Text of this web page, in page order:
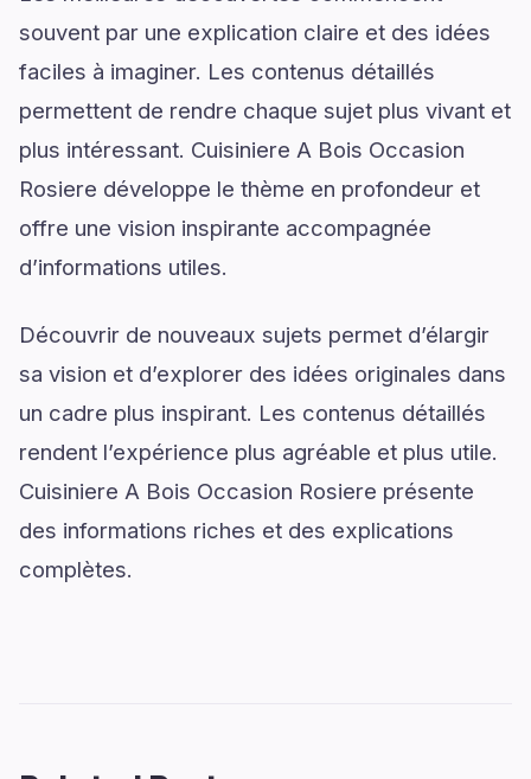
souvent par une explication claire et des idées
faciles à imaginer. Les contenus détaillés
permettent de rendre chaque sujet plus vivant et
plus intéressant. Cuisiniere A Bois Occasion
Rosiere développe le thème en profondeur et
offre une vision inspirante accompagnée
d’informations utiles.
Découvrir de nouveaux sujets permet d’élargir
sa vision et d’explorer des idées originales dans
un cadre plus inspirant. Les contenus détaillés
rendent l’expérience plus agréable et plus utile.
Cuisiniere A Bois Occasion Rosiere présente
des informations riches et des explications
complètes.